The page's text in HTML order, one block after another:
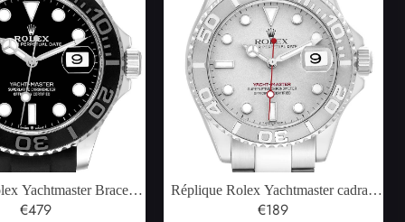
Yachtmaster Bracelet
or blanc Montre pour
€479
Réplique Rolex Yachtmaster cadran
platine lunette automatique pour
€189